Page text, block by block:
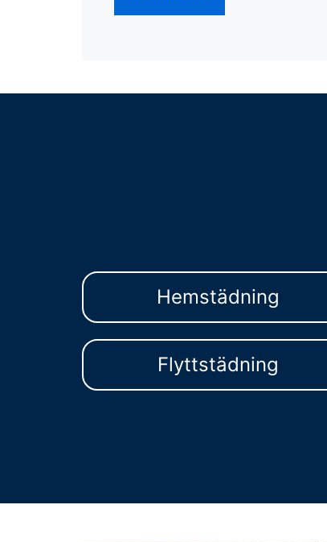
Hemstädning
Flyttstädning